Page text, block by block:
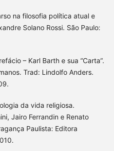
na filosofia política atual e
Solano Rossi. São Paulo:
– Karl Barth e sua “Carta”.
Trad: Lindolfo Anders.
da vida religiosa.
Jairo Ferrandin e Renato
Paulista: Editora